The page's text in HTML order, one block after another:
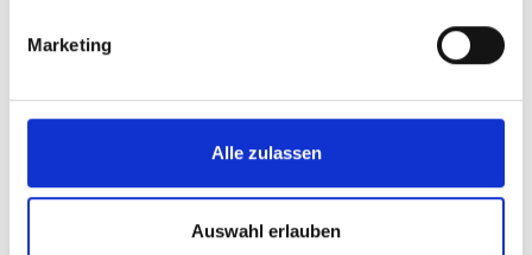
Marketing
Alle zulassen
Auswahl erlauben
C'est
pourquoi